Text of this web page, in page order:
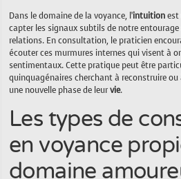
Dans le domaine de la voyance, l’intuitionest
capter les signaux subtils de notre
relations. En consultation, le praticien
écouter ces murmures internes qui visent à
sentimentaux. Cette pratique peut être
quinquagénaires cherchant à reconstruire
une nouvelle phase de leurvie.
Les types de
en voyance
domaine